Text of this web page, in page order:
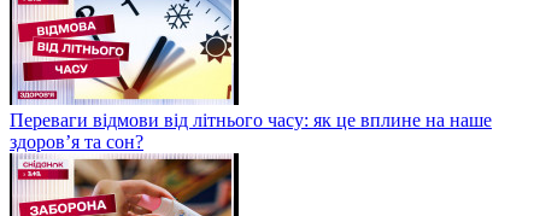
Переваги відмови від літнього часу: як це вплине на наше
здоров’я та сон?